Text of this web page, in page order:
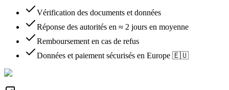
Vérification des documents et données
Réponse des autorités en ≈ 2 jours en moyenne
Remboursement en cas de refus
Données et paiement sécurisés en Europe 🇪🇺